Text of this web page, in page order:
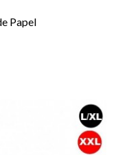
Papel